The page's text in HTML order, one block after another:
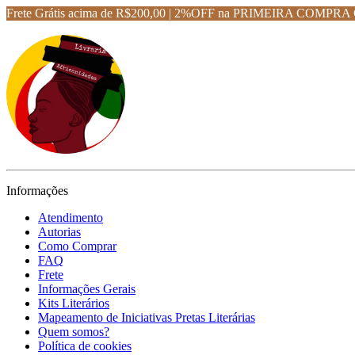
Frete Grátis acima de R$200,00 | 2%OFF na PRIMEIRA
Informações
Atendimento
Autorias
Como Comprar
FAQ
Frete
Informações Gerais
Kits Literários
Mapeamento de Iniciativas Pretas Literárias
Quem somos?
Política de cookies